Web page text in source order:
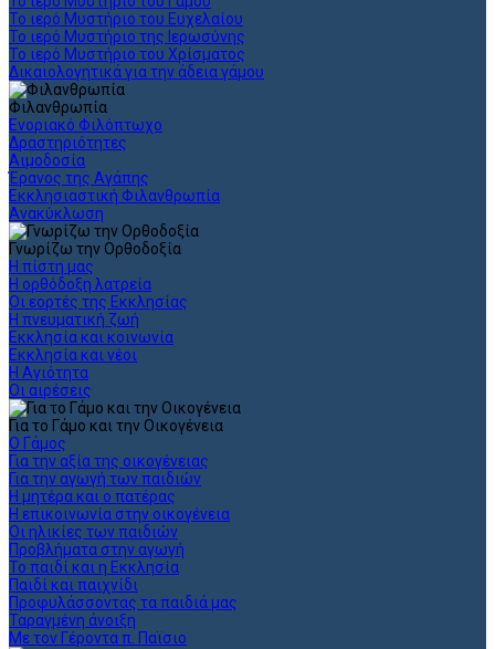
Το ιερό Μυστήριο του Ευχελαίου
Το ιερό Μυστήριο της Ιερωσύνης
Το ιερό Μυστήριο του Χρίσματος
Δικαιολογητικά για την άδεια γάμου
Φιλανθρωπία
Ενοριακό Φιλόπτωχο
Δραστηριότητες
Αιμοδοσία
Έρανος της Αγάπης
Εκκλησιαστική Φιλανθρωπία
Ανακύκλωση
Γνωρίζω την Ορθοδοξία
Η πίστη μας
Η ορθόδοξη λατρεία
Οι εορτές της Εκκλησίας
Η πνευματική ζωή
Εκκλησία και κοινωνία
Εκκλησία και νέοι
Η Αγιότητα
Οι αιρέσεις
Για το Γάμο και την Οικογένεια
Ο Γάμος
Για την αξία της οικογένειας
Για την αγωγή των παιδιών
Η μητέρα και ο πατέρας
Η επικοινωνία στην οικογένεια
Οι ηλικίες των παιδιών
Προβλήματα στην αγωγή
Το παιδί και η Εκκλησία
Παιδί και παιχνίδι
Προφυλάσσοντας τα παιδιά μας
Ταραγμένη άνοιξη
Με τον Γέροντα π. Παϊσιο